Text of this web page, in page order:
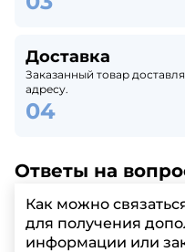
Доставка
Заказанный товар
адресу.
Ответы на
Как можно
для получения
информации или